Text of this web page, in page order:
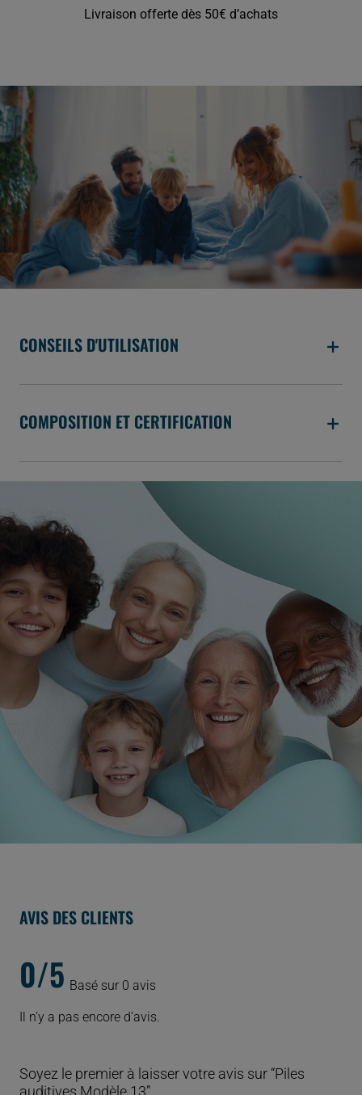
Livraison offerte dès 50€ d’achats
CONSEILS D'UTILISATION
COMPOSITION ET CERTIFICATION
AVIS DES CLIENTS
0/5 Basé sur 0 avis
Il n’y a pas encore d’avis.
Soyez le premier à laisser votre avis sur “Piles
auditives Modèle 13”